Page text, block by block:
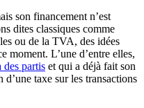
son financement n’est
dites classiques comme
ou de la TVA, des idées
moment. L’une d’entre elles,
des partis et qui a déjà fait son
d’une taxe sur les transactions